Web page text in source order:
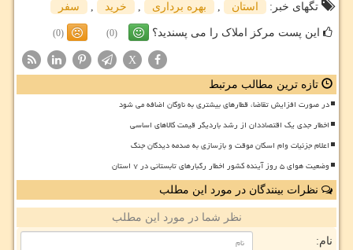
تگهای خبر:
استان , بهره برداری , خرید , سفر
این پست مرکز املاک را می پسندید؟ (0)
(0)
X
تازه ترین مطالب مرتبط
در صورت افزایش تقاضا، قطارهای بیشتری به ناوگان اضافه می شود
اخطار جدی یک اقتصاددان از رشد باردیگر قیمت کالاهای اساسی
اعلام جزئیات وام اسکان موقت و بازسازی به صدمه دیدگان جنگ
وضعیت هوای ۵ روز آینده کشور اخطار رگبارهای تابستانی در ۷ استان
نظرات بینندگان در مورد این مطلب
نظر شما در مورد این مطلب
نام: